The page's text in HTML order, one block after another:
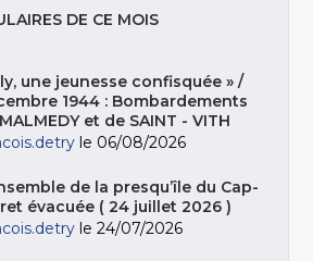
DE CE MOIS
une jeunesse confisquée » /
1944 : Bombardements
et de SAINT - VITH
le 06/08/2026
de la presqu’île du Cap-
évacuée ( 24 juillet 2026 )
le 24/07/2026